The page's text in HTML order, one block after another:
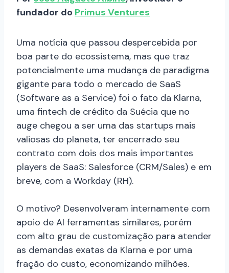
fundador do Primus Ventures
Uma notícia que passou despercebida por
boa parte do ecossistema, mas que traz
potencialmente uma mudança de paradigma
gigante para todo o mercado de SaaS
(Software as a Service) foi o fato da Klarna,
uma fintech de crédito da Suécia que no
auge chegou a ser uma das startups mais
valiosas do planeta, ter encerrado seu
contrato com dois dos mais importantes
players de SaaS: Salesforce (CRM/Sales) e em
breve, com a Workday (RH).
O motivo? Desenvolveram internamente com
apoio de AI ferramentas similares, porém
com alto grau de customização para atender
as demandas exatas da Klarna e por uma
fração do custo, economizando milhões.